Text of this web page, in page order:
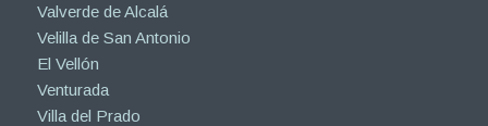
Valverde de Alcalá
Velilla de San Antonio
El Vellón
Venturada
Villa del Prado